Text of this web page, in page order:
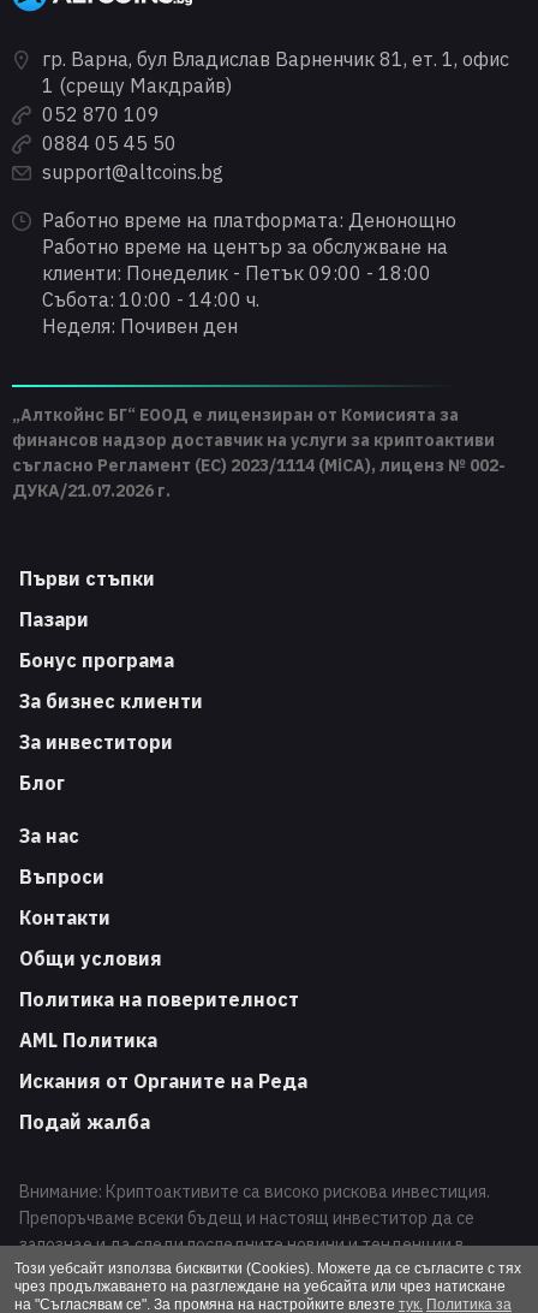
гр. Варна, бул Владислав Варненчик 81, ет. 1, офис
1 (срещу Макдрайв)
052 870 109
0884 05 45 50
support@altcoins.bg
Работно време на платформата: Денонощно
Работно време на център за обслужване на
клиенти: Понеделик - Петък 09:00 - 18:00
Събота: 10:00 - 14:00 ч.
Неделя: Почивен ден
„Алткойнс БГ“ ЕООД е лицензиран от Комисията за
финансов надзор доставчик на услуги за криптоактиви
съгласно Регламент (ЕС) 2023/1114 (MiCA), лиценз № 002-
ДУКА/21.07.2026 г.
Първи стъпки
Пазари
Бонус програма
За бизнес клиенти
За инвеститори
Блог
За нас
Въпроси
Контакти
Общи условия
Политика на поверителност
AML Политика
Искания от Органите на Реда
Подай жалба
Внимание: Криптоактивите са високо рискова инвестиция.
Препоръчваме всеки бъдещ и настоящ инвеститор да се
запознае и да следи последните новини и тенденции в
развитието на този вид финансови инструменти. Търговията
с криптоактиви може да доведе до загуба на Вашата
Този уебсайт използва бисквитки (Cookies). Можете да се съгласите с тях
чрез продължаването на разглеждане на уебсайта или чрез натискане
на "Съгласявам се". За промяна на настройките влезте тук. Политика за